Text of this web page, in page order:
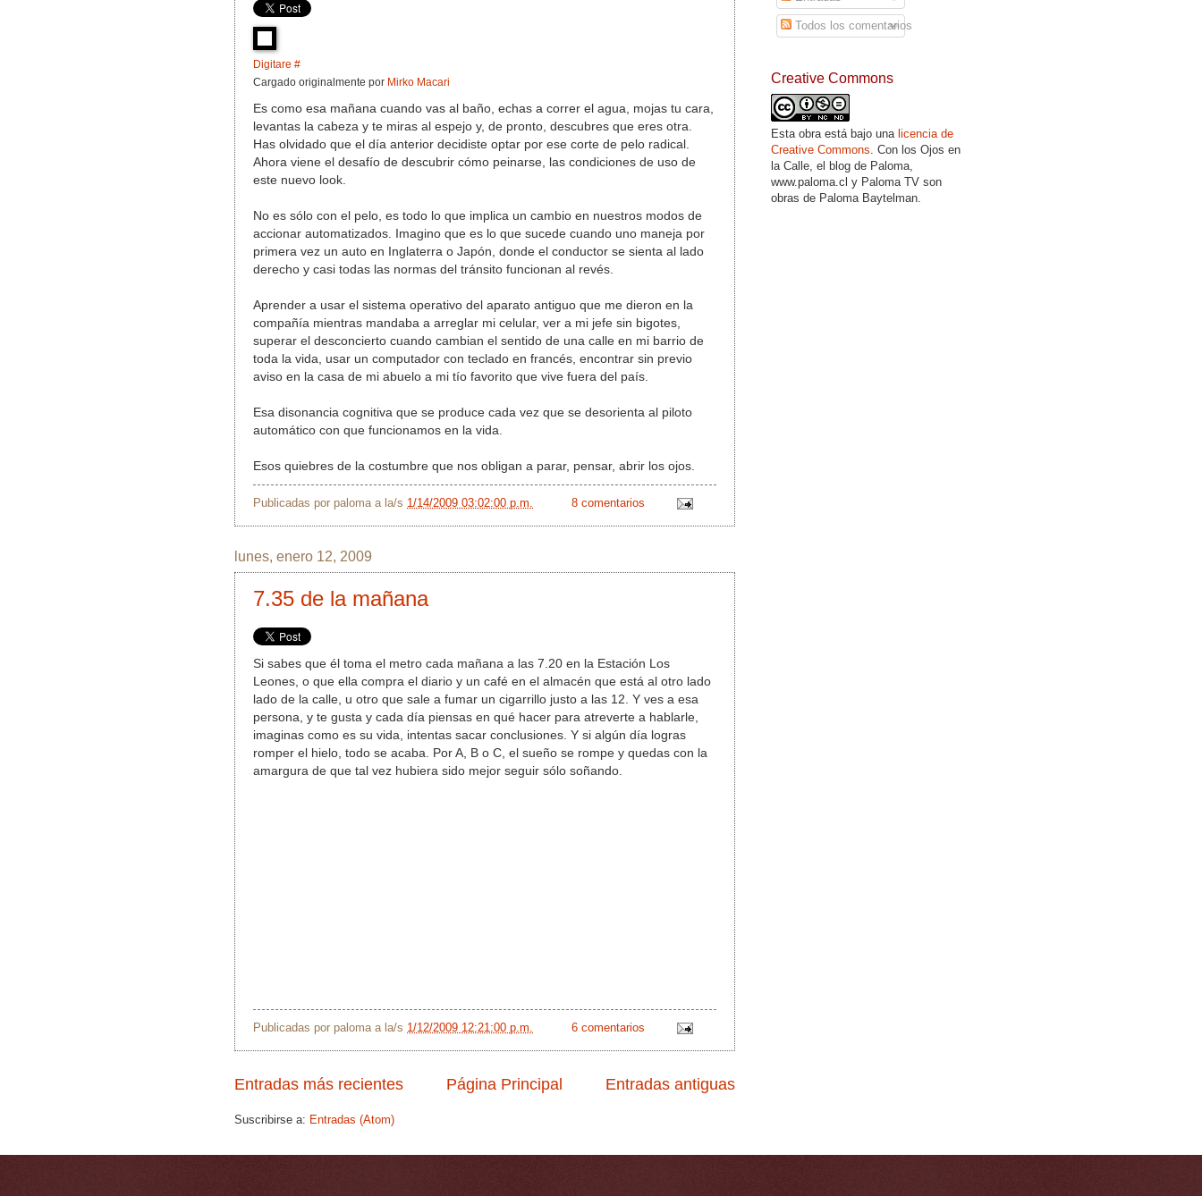
Digitare #
Cargado originalmente por Mirko Macari
Es como esa mañana cuando vas al baño, echas a correr el agua, mojas tu cara,
levantas la cabeza y te miras al espejo y, de pronto, descubres que eres otra.
Has olvidado que el día anterior decidiste optar por ese corte de pelo radical.
Ahora viene el desafío de descubrir cómo peinarse, las condiciones de uso de
este nuevo look.
No es sólo con el pelo, es todo lo que implica un cambio en nuestros modos de
accionar automatizados. Imagino que es lo que sucede cuando uno maneja por
primera vez un auto en Inglaterra o Japón, donde el conductor se sienta al lado
derecho y casi todas las normas del tránsito funcionan al revés.
Aprender a usar el sistema operativo del aparato antiguo que me dieron en la
compañía mientras mandaba a arreglar mi celular, ver a mi jefe sin bigotes,
superar el desconcierto cuando cambian el sentido de una calle en mi barrio de
toda la vida, usar un computador con teclado en francés, encontrar sin previo
aviso en la casa de mi abuelo a mi tío favorito que vive fuera del país.
Esa disonancia cognitiva que se produce cada vez que se desorienta al piloto
automático con que funcionamos en la vida.
Esos quiebres de la costumbre que nos obligan a parar, pensar, abrir los ojos.
Publicadas por paloma a la/s 1/14/2009 03:02:00 p.m. 8 comentarios
lunes, enero 12, 2009
7.35 de la mañana
Si sabes que él toma el metro cada mañana a las 7.20 en la Estación Los
Leones, o que ella compra el diario y un café en el almacén que está al otro lado
lado de la calle, u otro que sale a fumar un cigarrillo justo a las 12. Y ves a esa
persona, y te gusta y cada día piensas en qué hacer para atreverte a hablarle,
imaginas como es su vida, intentas sacar conclusiones. Y si algún día logras
romper el hielo, todo se acaba. Por A, B o C, el sueño se rompe y quedas con la
amargura de que tal vez hubiera sido mejor seguir sólo soñando.
Publicadas por paloma a la/s 1/12/2009 12:21:00 p.m. 6 comentarios
Entradas más recientes Entradas antiguas
Página Principal
Suscribirse a: Entradas (Atom)
Todos los comentarios
Creative Commons
Esta obra está bajo una licencia de
Creative Commons . Con los Ojos en
la Calle, el blog de Paloma,
www.paloma.cl y Paloma TV son
obras de Paloma Baytelman.